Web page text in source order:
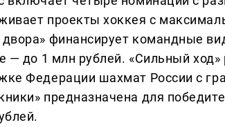
проекты хоккея с
финансирует командные
— до 1 млн рублей. «Сильный
Федерации шахмат России с
предназначена для